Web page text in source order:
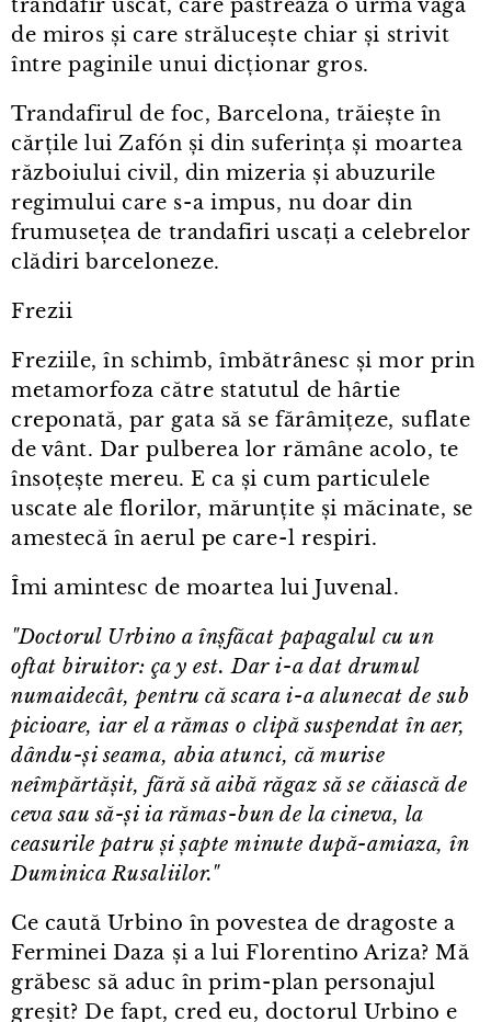
trandafir uscat, care păstrează o urmă vagă
de miros și care strălucește chiar și strivit
între paginile unui dicționar gros.
Trandafirul de foc, Barcelona, trăiește în
cărțile lui Zafón și din suferința și moartea
războiului civil, din mizeria și abuzurile
regimului care s⁠-⁠a impus, nu doar din
frumusețea de trandafiri uscați a celebrelor
clădiri barceloneze.
Frezii
Freziile, în schimb, îmbătrânesc și mor prin
metamorfoza către statutul de hârtie
creponată, par gata să se fărâmițeze, suflate
de vânt. Dar pulberea lor rămâne acolo, te
însoțește mereu. E ca și cum particulele
uscate ale florilor, mărunțite și măcinate, se
amestecă în aerul pe care⁠-⁠l respiri.
Îmi amintesc de moartea lui Juvenal.
"Doctorul Urbino a înșfăcat papagalul cu un
oftat biruitor: ça y est. Dar i⁠-⁠a dat drumul
numaidecât, pentru că scara i⁠-⁠a alunecat de sub
picioare, iar el a rămas o clipă suspendat în aer,
dându-și seama, abia atunci, că murise
neîmpărtășit, fără să aibă răgaz să se căiască de
ceva sau să-și ia rămas⁠-⁠bun de la cineva, la
ceasurile patru și șapte minute după-amiaza, în
Duminica Rusaliilor."
Ce caută Urbino în povestea de dragoste a
Ferminei Daza și a lui Florentino Ariza? Mă
grăbesc să aduc în prim⁠-⁠plan personajul
greșit? De fapt, cred eu, doctorul Urbino e